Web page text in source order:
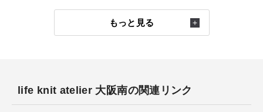
もっと見る
life knit atelier 大阪南の関連リンク